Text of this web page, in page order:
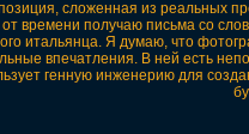
сложенная из реальных
времени получаю письма со
итальянца. Я думаю, что
впечатления. В ней есть
генную инженерию для